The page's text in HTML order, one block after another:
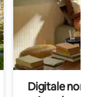
Digitale